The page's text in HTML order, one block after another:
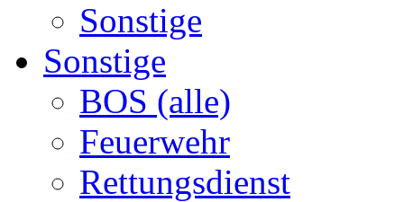
Sonstige
Sonstige
BOS (alle)
Feuerwehr
Rettungsdienst